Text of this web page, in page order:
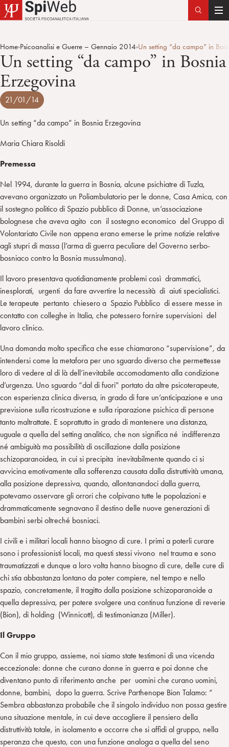
T
g
l
n
Home>Psicoanalisi e Guerre – Gennaio 2014>Un setting “da campo” in
Un setting “da campo” in Bosnia
Erzegovina
21/01/14
Un setting “da campo” in Bosnia Erzegovina
Maria Chiara Risoldi
Premessa
Nel 1994, durante la guerra in Bosnia, alcune psichiatre di Tuzla,
avevano organizzato un Poliambulatorio per le donne, Casa Amica, con
il sostegno politico di Spazio pubblico di Donne, un’associazione
bolognese che aveva agito con il sostegno economico del Gruppo di
Volontariato Civile non appena erano emerse le prime notizie relative
agli stupri di massa (l’arma di guerra peculiare del Governo serbo-
bosniaco contro la Bosnia mussulmana).
Il lavoro presentava quotidianamente problemi così drammatici,
inesplorati, urgenti da fare avvertire la necessità di aiuti specialistici.
Le terapeute pertanto chiesero a Spazio Pubblico di essere messe in
contatto con colleghe in Italia, che potessero fornire supervisioni del
lavoro clinico.
Una domanda molto specifica che esse chiamarono “supervisione”, da
intendersi come la metafora per uno sguardo diverso che permettesse
loro di vedere al di là dell’inevitabile accomodamento alla condizione
d’urgenza. Uno sguardo “dal di fuori” portato da altre psicoterapeute,
con esperienza clinica diversa, in grado di fare un’anticipazione e una
previsione sulla ricostruzione e sulla riparazione psichica di persone
tanto maltrattate. E soprattutto in grado di mantenere una distanza,
uguale a quella del setting analitico, che non significa né indifferenza
né ambiguità ma possibilità di oscillazione dalla posizione
schizoparanoidea, in cui si precipita inevitabilmente quando ci si
avvicina emotivamente alla sofferenza causata dalla distruttività umana,
alla posizione depressiva, quando, allontanandoci dalla guerra,
potevamo osservare gli orrori che colpivano tutte le popolazioni e
drammaticamente segnavano il destino delle nuove generazioni di
bambini serbi oltreché bosniaci.
I civili e i militari locali hanno bisogno di cure. I primi a poterli curare
sono i professionisti locali, ma questi stessi vivono nel trauma e sono
traumatizzati e dunque a loro volta hanno bisogno di cure, delle cure di
chi stia abbastanza lontano da poter compiere, nel tempo e nello
spazio, concretamente, il tragitto dalla posizione schizoparanoide a
quella depressiva, per potere svolgere una continua funzione di reverie
(Bion), di holding (Winnicott), di testimonianza (Miller).
Il Gruppo
Con il mio gruppo, assieme, noi siamo state testimoni di una vicenda
eccezionale: donne che curano donne in guerra e poi donne che
diventano punto di riferimento anche per uomini che curano uomini,
donne, bambini, dopo la guerra. Scrive Parthenope Bion Talamo: “
Sembra abbastanza probabile che il singolo individuo non possa gestire
una situazione mentale, in cui deve accogliere il pensiero della
distruttività totale, in isolamento e occorre che si affidi al gruppo, nella
speranza che questo, con una funzione analoga a quella del seno